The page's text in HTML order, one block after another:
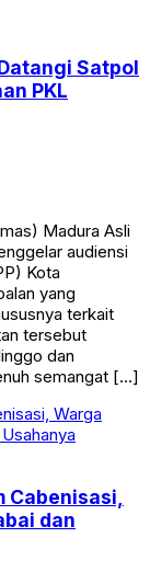
Satpol
PKL
Madura Asli
audiensi
Kota
yang
terkait
tersebut
dan
semangat […]
Cabenisasi,
dan